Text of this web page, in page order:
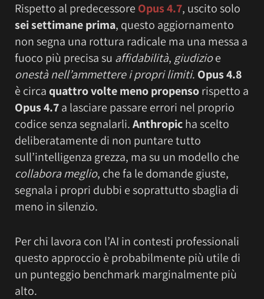
Rispetto al predecessore Opus 4.7, uscito solo
sei settimane prima, questo aggiornamento
non segna una rottura radicale ma una messa a
fuoco più precisa su affidabilità, giudizioe
onestà nell’ammettere i propri limiti. Opus 4.8
è circaquattro volte meno propensorispetto a
Opus 4.7a lasciare passare errori nel proprio
codice senza segnalarli.Anthropicha scelto
deliberatamente di non puntare tutto
sull’intelligenza grezza, ma su un modello che
collabora meglio, che fa le domande giuste,
segnala i propri dubbi e soprattutto sbaglia di
meno in silenzio.
Per chi lavora con l’AI in contesti professionali
questo approccio è probabilmente più utile di
un punteggio benchmark marginalmente più
alto.